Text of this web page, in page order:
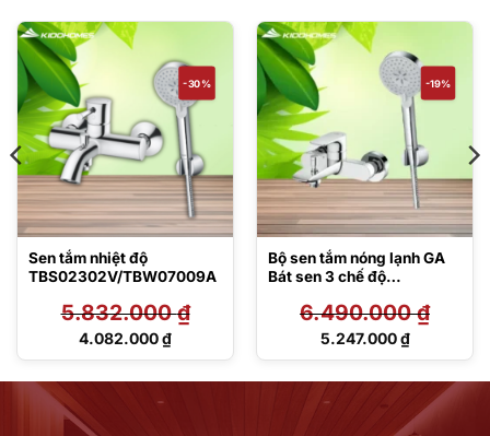
-30%
Sen tắm nhiệt độ
TBS02302V/TBW07009A
5.832.000₫
Giá
4.082.000₫
Giá
-19%
Bộ sen tắm nóng lạnh GA
Bát sen 3 chế độ
6.490.000₫
Giá
6.490.000 ₫.
5.247.000₫
Giá
5.247.000 ₫.